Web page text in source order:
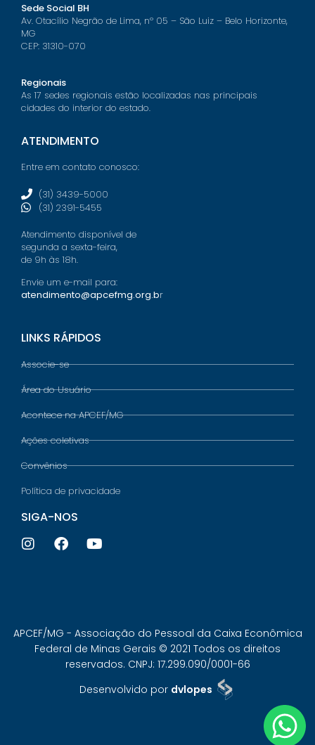
Sede Social BH
Av. Otacílio Negrão de Lima, nº 05 – São Luiz – Belo Horizonte,
MG
CEP: 31310-070
Regionais
As 17 sedes regionais estão localizadas nas principais
cidades do interior do estado.
ATENDIMENTO
Entre em contato conosco:
(31) 3439-5000
(31) 2391-5455
Atendimento disponível de
segunda a sexta-feira,
de 9h às 18h.
Envie um e-mail para:
atendimento@apcefmg.org.br
LINKS RÁPIDOS
Associe-se
Área do Usuário
Acontece na APCEF/MG
Ações coletivas
Convênios
Política de privacidade
SIGA-NOS
APCEF/MG - Associação do Pessoal da Caixa Econômica
Federal de Minas Gerais © 2021 Todos os direitos
reservados. CNPJ: 17.299.090/0001-66
Desenvolvido por dvlopes